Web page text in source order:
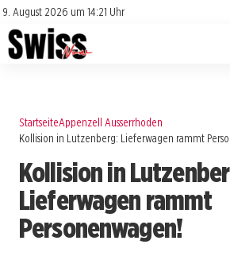
9. August 2026 um 14:21 Uhr
Impressum
Datenschutz
Jobs
Events
StartseiteAppenzell Ausserrhoden
Kollision in Lutzenberg: Lieferwagen rammt
Kollision in
Lieferwagen rammt
Personenwagen!